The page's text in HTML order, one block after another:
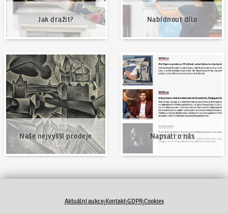
Jak dražit? Nabídnout dílo
Naše nejvyšší prodeje
Naše nejvyšší prodeje
Napsali o nás
Napsali o nás
Aktuální aukce|Kontakt|GDPR|Cookies